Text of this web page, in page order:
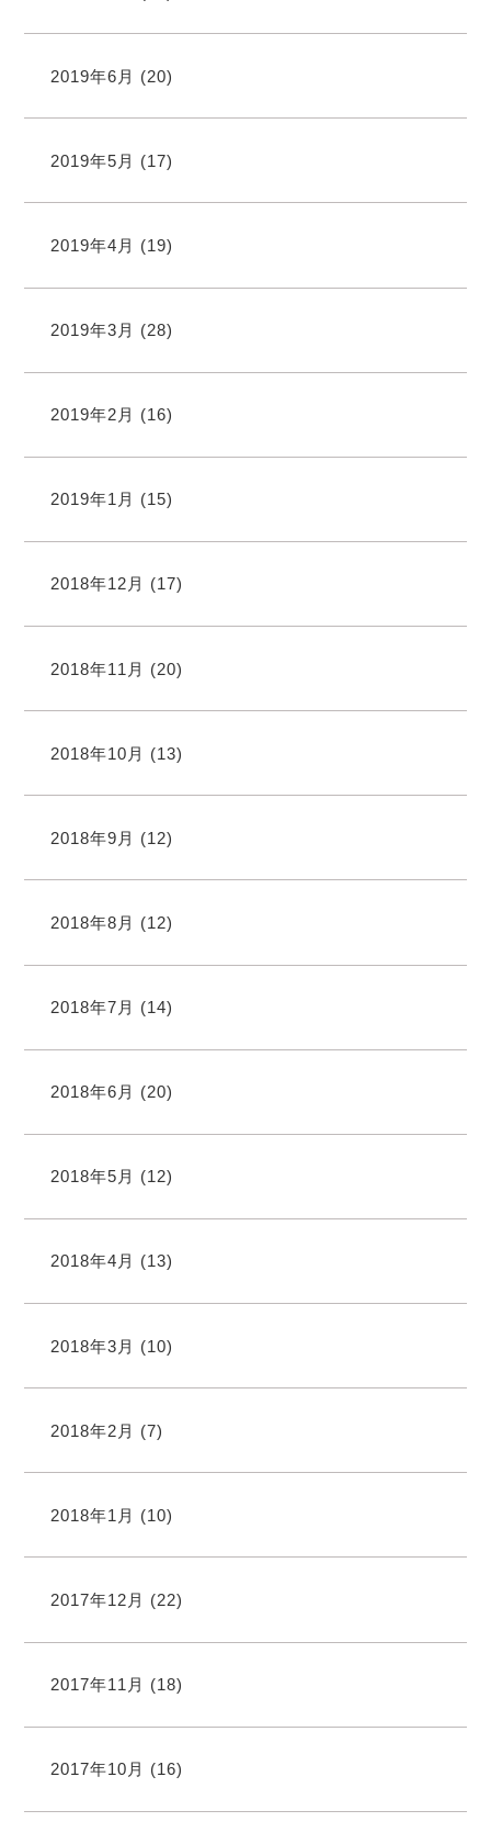
2019年6月 (20)
2019年5月 (17)
2019年4月 (19)
2019年3月 (28)
2019年2月 (16)
2019年1月 (15)
2018年12月 (17)
2018年11月 (20)
2018年10月 (13)
2018年9月 (12)
2018年8月 (12)
2018年7月 (14)
2018年6月 (20)
2018年5月 (12)
2018年4月 (13)
2018年3月 (10)
2018年2月 (7)
2018年1月 (10)
2017年12月 (22)
2017年11月 (18)
2017年10月 (16)